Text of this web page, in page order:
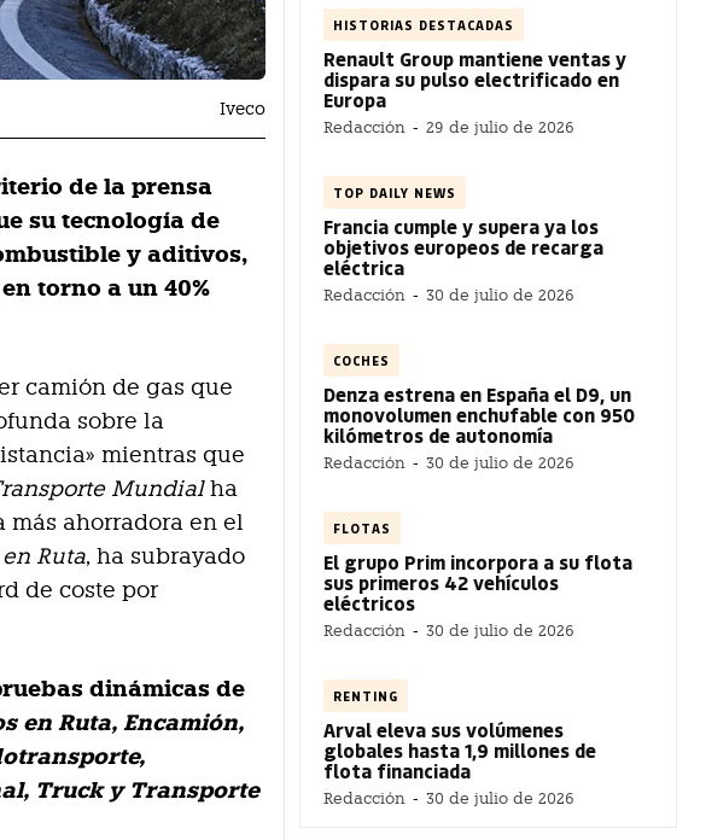
Iveco
de la prensa
su tecnología de
y aditivos,
torno a un 40%
camión de gas que
sobre la
mientras que
Mundialha
más ahorradora en el
Ruta, ha subrayado
de coste por
dinámicas de
en Ruta, Encamión,
Truck y Transporte
HISTORIAS DESTACADAS
Renault Group mantiene ventas y
dispara su pulso electrificado en
Europa
Redacción - 29 de julio de 2026
TOP DAILY NEWS
Francia cumple y supera ya los
objetivos europeos de recarga
eléctrica
Redacción - 30 de julio de 2026
COCHES
Denza estrena en España el D9, un
monovolumen enchufable con 950
kilómetros de autonomía
Redacción - 30 de julio de 2026
FLOTAS
El grupo Prim incorpora a su flota
sus primeros 42 vehículos
eléctricos
Redacción - 30 de julio de 2026
RENTING
Arval eleva sus volúmenes
globales hasta 1,9 millones de
flota financiada
Redacción - 30 de julio de 2026